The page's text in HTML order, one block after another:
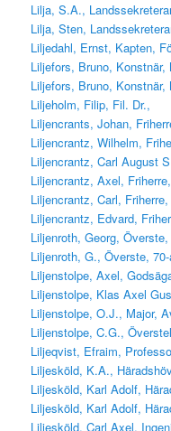
Lilja, S.A.,
Lilja, Sten,
Liljedahl, Ernst, Kapten,
Liljefors, Bruno, Konstnär,
Liljefors, Bruno, Konstnär,
Liljeholm, Filip, Fil. Dr.,
Liljencrants, Johan,
Liljencrantz, Wilhelm,
Liljencrantz, Carl August
Liljencrantz, Axel,
Liljencrantz, Carl,
Liljencrantz, Edvard,
Liljenroth, Georg,
Liljenroth, G., Överste,
Liljenstolpe, Axel,
Liljenstolpe, Klas Axel
Liljenstolpe, O.J., Major,
Liljenstolpe, C.G.,
Liljeqvist, Efraim,
Liljesköld, K.A.,
Liljesköld, Karl Adolf,
Liljesköld, Karl Adolf,
Liljesköld, Carl Axel,